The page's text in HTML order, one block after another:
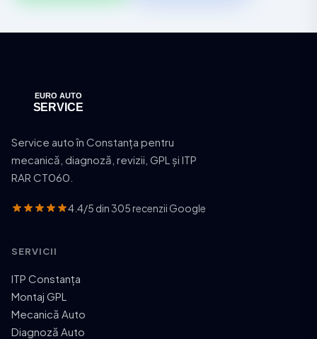
Service auto în Constanța pentru
mecanică, diagnoză, revizii, GPL și ITP
RAR CT060.
4.4/5 din 305 recenzii Google
SERVICII
ITP Constanța
Montaj GPL
Mecanică Auto
Diagnoză Auto